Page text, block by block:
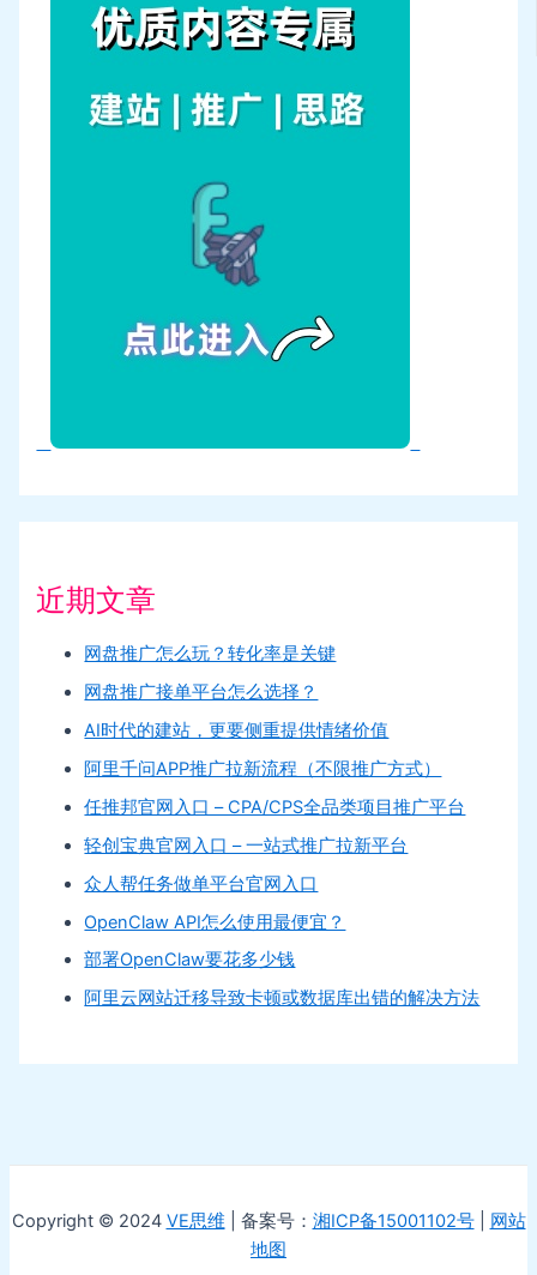
近期文章
网盘推广怎么玩？转化率是关键
网盘推广接单平台怎么选择？
AI时代的建站，更要侧重提供情绪价值
阿里千问APP推广拉新流程（不限推广方式）
任推邦官网入口 – CPA/CPS全品类项目推广平台
轻创宝典官网入口 – 一站式推广拉新平台
众人帮任务做单平台官网入口
OpenClaw API怎么使用最便宜？
部署OpenClaw要花多少钱
阿里云网站迁移导致卡顿或数据库出错的解决方法
Copyright © 2024 VE思维 | 备案号： 湘ICP备15001102号| 网站
地图